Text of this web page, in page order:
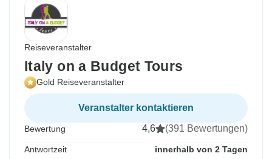
Reiseveranstalter
Italy on a Budget Tours
Gold Reiseveranstalter
Veranstalter kontaktieren
Bewertung 4,6 (391 Bewertungen)
Antwortzeit innerhalb von 2 Tagen